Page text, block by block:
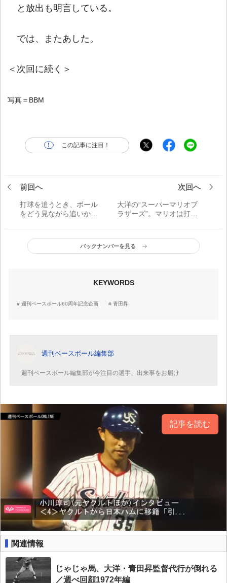
と放出も明言している。
では、またあした。
＜次回に続く＞
写真＝BBM
この記事に注目！
前回へ
打球を追うとき、ボール
をどう見ながら追いかけ
／元西武・平野謙に聞く
次回へ
大洋の“スーパーマリオブ
ラザーズ”。マリオは打点
ージは？【プロ野球はみ
だし録】
バックナンバーを見る
KEYWORDS
週刊ベースボール60周年記念企画 青田昇
週刊ベースボール編集部
週刊ベースボール編集部が今注目の選手、出来事をお届け
記事を読む
関連情報
じゃじゃ馬、大洋・青田昇監督代行が倒れる
／週べ回顧1972年編